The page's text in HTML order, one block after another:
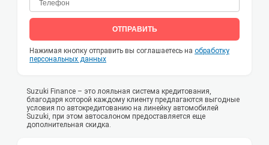
ОТПРАВИТЬ
Нажимая кнопку отправить вы соглашаетесь на обработку
персональных данных
Suzuki Finance – это лояльная система кредитования,
благодаря которой каждому клиенту предлагаются выгодные
условия по автокредитованию на линейку автомобилей
Suzuki, при этом автосалоном предоставляется еще
дополнительная скидка.